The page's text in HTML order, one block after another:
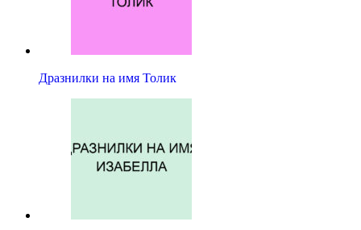
Дразнилки на имя Толик